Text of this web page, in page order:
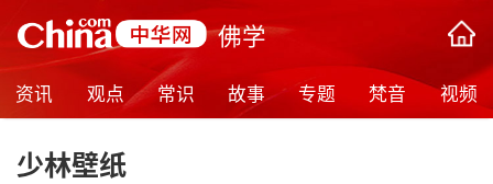
佛学
资讯 观点 常识 故事 专题 梵音 视频
少林壁纸